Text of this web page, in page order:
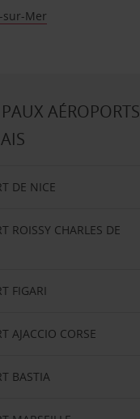
sur-Mer
AÉROPORTS
DE NICE
ROISSY CHARLES DE
FIGARI
AJACCIO CORSE
BASTIA